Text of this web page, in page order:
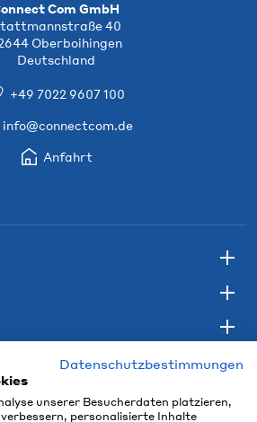
Com GmbH
40
Oberboihingen
Deutschland
+49 7022 9607 100
info@connectcom.de
Anfahrt
Datenschutzbestimmungen
unserer Besucherdaten platzieren,
personalisierte Inhalte